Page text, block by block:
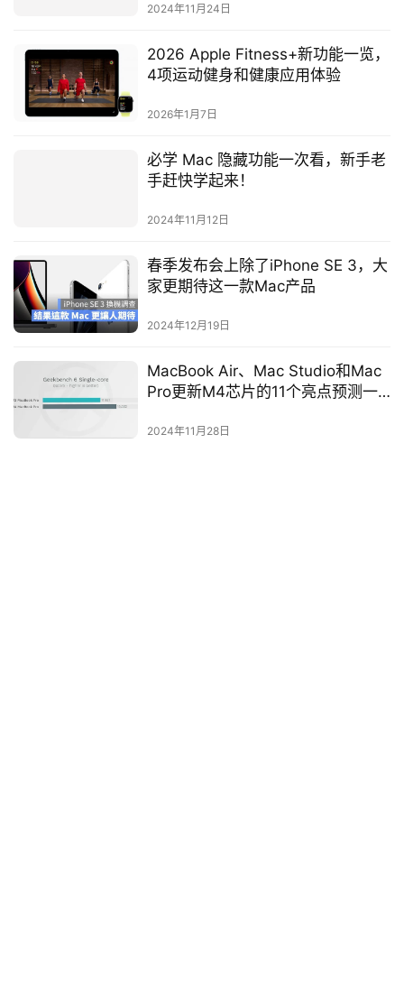
2024年11月24日
2026 Apple Fitness+新功能一览，
4项运动健身和健康应用体验
2026年1月7日
必学 Mac 隐藏功能一次看，新手老
手赶快学起来！
2024年11月12日
春季发布会上除了iPhone SE 3，大
家更期待这一款Mac产品
2024年12月19日
MacBook Air、Mac Studio和Mac
Pro更新M4芯片的11个亮点预测一
2024年11月28日